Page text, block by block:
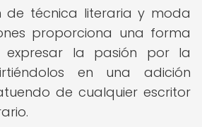
de técnica literaria y moda
proporciona una forma
expresar la pasión por la
en una adición
de cualquier escritor